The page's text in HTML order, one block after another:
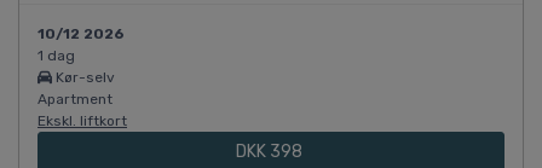
10/12 2026
1 dag
Kør-selv
Apartment
Ekskl. liftkort
DKK 398